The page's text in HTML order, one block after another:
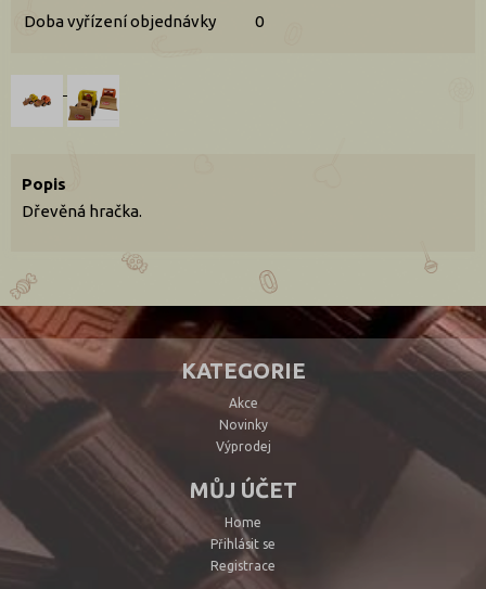
Doba vyřízení objednávky 0
Popis
Dřevěná hračka.
KATEGORIE
Akce
Novinky
Výprodej
MŮJ ÚČET
Home
Přihlásit se
Registrace